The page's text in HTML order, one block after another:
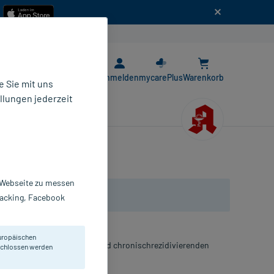
AnmeldenmycarePlusWarenkorb
bei akuten und chronischrezidivierenden
im Mundbereich.
Sie mit uns
jederzeit
zu messen
Facebook
werden